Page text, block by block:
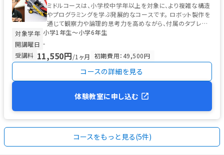
ミドルコースは、小学校中学年以上を対象に、より複雑な構造
やプログラミングを学ぶ発展的なコースです。 ロボット製作を
通じて観察力や論理的思考力を高めながら、付属のタブレット
を使った初歩的なプログ...
対象学年 小学1年生〜小学6年生
開講曜日 -
受講料 11,550円/1ヶ月 初期費用：49,500円
コースの詳細を見る
体験教室に申し込む
コースをもっと見る(5件)